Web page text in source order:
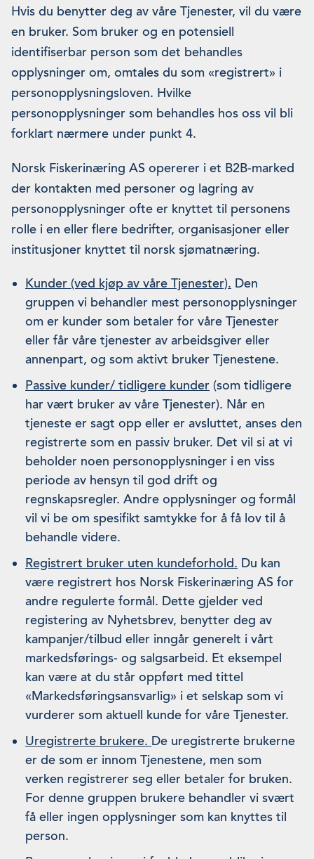
Hvis du benytter deg av våre Tjenester, vil du være
en bruker. Som bruker og en potensiell
identifiserbar person som det behandles
opplysninger om, omtales du som «registrert» i
personopplysningsloven. Hvilke
personopplysninger som behandles hos oss vil bli
forklart nærmere under punkt 4.
Norsk Fiskerinæring AS opererer i et B2B-marked
der kontakten med personer og lagring av
personopplysninger ofte er knyttet til personens
rolle i en eller flere bedrifter, organisasjoner eller
institusjoner knyttet til norsk sjømatnæring.
Kunder (ved kjøp av våre Tjenester). Den
gruppen vi behandler mest personopplysninger
om er kunder som betaler for våre Tjenester
eller får våre tjenester av arbeidsgiver eller
annenpart, og som aktivt bruker Tjenestene.
Passive kunder/ tidligere kunder (som tidligere
har vært bruker av våre Tjenester). Når en
tjeneste er sagt opp eller er avsluttet, anses den
registrerte som en passiv bruker. Det vil si at vi
beholder noen personopplysninger i en viss
periode av hensyn til god drift og
regnskapsregler. Andre opplysninger og formål
vil vi be om spesifikt samtykke for å få lov til å
behandle videre.
Registrert bruker uten kundeforhold. Du kan
være registrert hos Norsk Fiskerinæring AS for
andre regulerte formål. Dette gjelder ved
registering av Nyhetsbrev, benytter deg av
kampanjer/tilbud eller inngår generelt i vårt
markedsførings- og salgsarbeid. Et eksempel
kan være at du står oppført med tittel
«Markedsføringsansvarlig» i et selskap som vi
vurderer som aktuell kunde for våre Tjenester.
Uregistrerte brukere. De uregistrerte brukerne
er de som er innom Tjenestene, men som
verken registrerer seg eller betaler for bruken.
For denne gruppen brukere behandler vi svært
få eller ingen opplysninger som kan knyttes til
person.